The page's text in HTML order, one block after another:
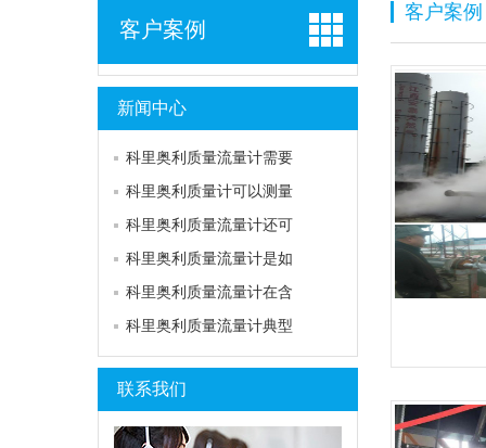
客户案例
新闻中心
科里奥利质量流量计需要
科里奥利质量计可以测量
科里奥利质量流量计还可
科里奥利质量流量计是如
科里奥利质量流量计在含
科里奥利质量流量计典型
联系我们
客户案例